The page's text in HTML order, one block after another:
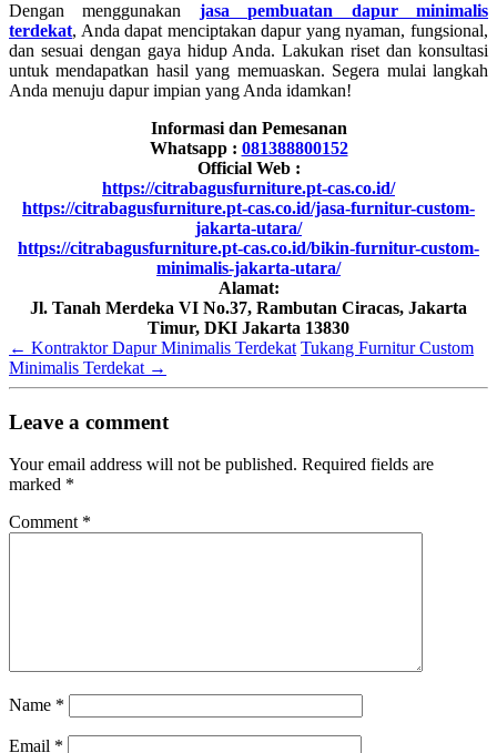
Dengan menggunakan jasa pembuatan dapur minimalis
terdekat, Anda dapat menciptakan dapur yang nyaman, fungsional,
dan sesuai dengan gaya hidup Anda. Lakukan riset dan konsultasi
untuk mendapatkan hasil yang memuaskan. Segera mulai langkah
Anda menuju dapur impian yang Anda idamkan!
Informasi dan Pemesanan
Whatsapp : 081388800152
Official Web :
https://citrabagusfurniture.pt-cas.co.id/
https://citrabagusfurniture.pt-cas.co.id/jasa-furnitur-custom-
jakarta-utara/
https://citrabagusfurniture.pt-cas.co.id/bikin-furnitur-custom-
minimalis-jakarta-utara/
Alamat:
Jl. Tanah Merdeka VI No.37, Rambutan Ciracas, Jakarta
Timur, DKI Jakarta 13830
← Kontraktor Dapur Minimalis Terdekat Tukang Furnitur Custom
Minimalis Terdekat →
Leave a comment
Your email address will not be published. Required fields are
marked *
Comment *
Name *
Email *